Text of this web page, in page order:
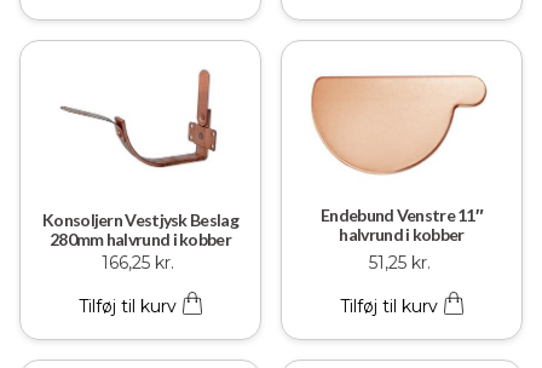
Konsoljern Vestjysk Beslag
280mm halvrund i kobber
166,25 kr.
Tilføj til kurv
Endebund Venstre 11″
halvrund i kobber
51,25 kr.
Tilføj til kurv